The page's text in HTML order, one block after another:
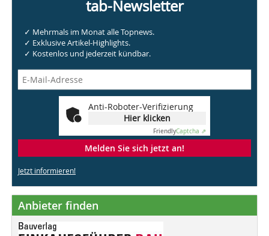
tab-Newsletter
✓ Mehrmals im Monat alle Topnews.
✓ Exklusive Artikel-Highlights.
✓ Kostenlos und jederzeit kündbar.
Anti-Roboter-Verifizierung
Hier klicken
FriendlyCaptcha ⇗
Melden Sie sich jetzt an!
Jetzt informieren!
Anbieter finden